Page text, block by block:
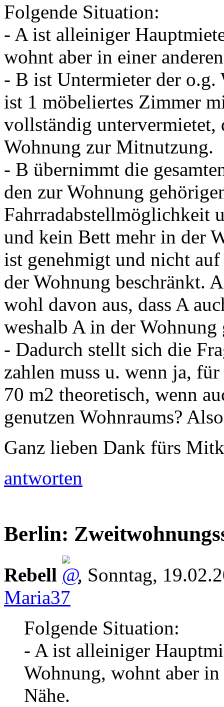
Folgende Situation:
- A ist alleiniger
wohnt aber in einer
- B ist Untermieter der
ist 1 möbeliertes Zimmer
vollständig untervermietet,
Wohnung zur Mitnutzung.
- B übernimmt die
den zur Wohnung
Fahrradabstellmöglichkeit
und kein Bett mehr in der
ist genehmigt und nicht
der Wohnung beschränkt.
wohl davon aus, dass A
weshalb A in der
- Dadurch stellt sich die
zahlen muss u. wenn ja,
70 m2 theoretisch, wenn
genutzen Wohnraums?
Ganz lieben Dank fürs
antworten
Berlin:
Rebell , Sonntag,
Maria37
Folgende Situation:
- A ist alleiniger
Wohnung, wohnt aber
Nähe.